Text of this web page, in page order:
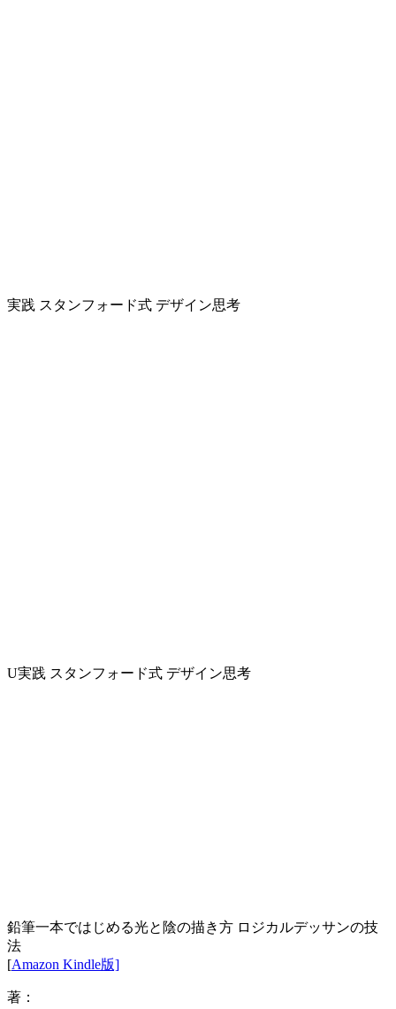
実践 スタンフォード式 デザイン思考
U実践 スタンフォード式 デザイン思考
鉛筆一本ではじめる光と陰の描き方 ロジカルデッサンの技
法
[Amazon Kindle版]
著：